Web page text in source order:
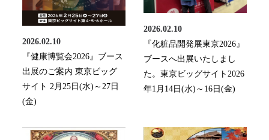
2026.02.10
『健康博覧会2026』ブース
出展のご案内 東京ビッグ
サイト 2月25日(水)～27日
(金)
2026.02.10
『化粧品開発展東京2026』
ブースへ出展いたしまし
た。東京ビッグサイト2026
年1月14日(水)～16日(金)